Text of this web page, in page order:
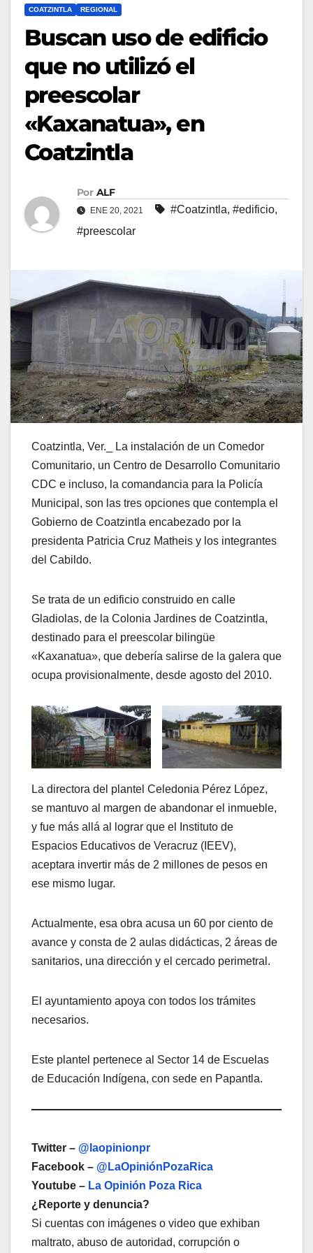
COATZINTLA REGIONAL
Buscan uso de edificio
que no utilizó el
preescolar
«Kaxanatua», en
Coatzintla
Por ALF
ENE 20, 2021 #Coatzintla, #edificio,
#preescolar
Coatzintla, Ver._ La instalación de un Comedor
Comunitario, un Centro de Desarrollo Comunitario
CDC e incluso, la comandancia para la Policía
Municipal, son las tres opciones que contempla el
Gobierno de Coatzintla encabezado por la
presidenta Patricia Cruz Matheis y los integrantes
del Cabildo.
Se trata de un edificio construido en calle
Gladiolas, de la Colonia Jardines de Coatzintla,
destinado para el preescolar bilingüe
«Kaxanatua», que debería salirse de la galera que
ocupa provisionalmente, desde agosto del 2010.
La directora del plantel Celedonia Pérez López,
se mantuvo al margen de abandonar el inmueble,
y fue más allá al lograr que el Instituto de
Espacios Educativos de Veracruz (IEEV),
aceptara invertir más de 2 millones de pesos en
ese mismo lugar.
Actualmente, esa obra acusa un 60 por ciento de
avance y consta de 2 aulas didácticas, 2 áreas de
sanitarios, una dirección y el cercado perimetral.
El ayuntamiento apoya con todos los trámites
necesarios.
Este plantel pertenece al Sector 14 de Escuelas
de Educación Indígena, con sede en Papantla.
Twitter – @laopinionpr
Facebook – @LaOpiniónPozaRica
Youtube – La Opinión Poza Rica
¿Reporte y denuncia?
Si cuentas con imágenes o video que exhiban
maltrato, abuso de autoridad, corrupción o